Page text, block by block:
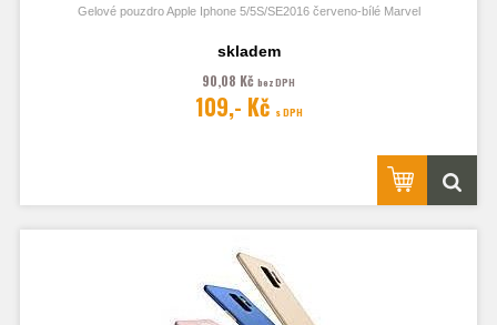
Gelové pouzdro Apple Iphone 5/5S/SE2016 červeno-bílé Marvel
skladem
90,08 Kč bez DPH
109,- Kč s DPH